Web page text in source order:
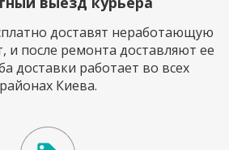
доставят неработающую
и после ремонта доставляют ее
доставки работает во всех
районах Киева.